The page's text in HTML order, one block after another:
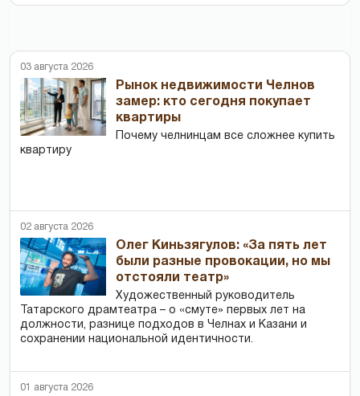
03 августа 2026
Рынок недвижимости Челнов
замер: кто сегодня покупает
квартиры
Почему челнинцам все сложнее купить
квартиру
02 августа 2026
Олег Киньзягулов: «За пять лет
были разные провокации, но мы
отстояли театр»
Художественный руководитель
Татарского драмтеатра – о «смуте» первых лет на
должности, разнице подходов в Челнах и Казани и
сохранении национальной идентичности.
01 августа 2026